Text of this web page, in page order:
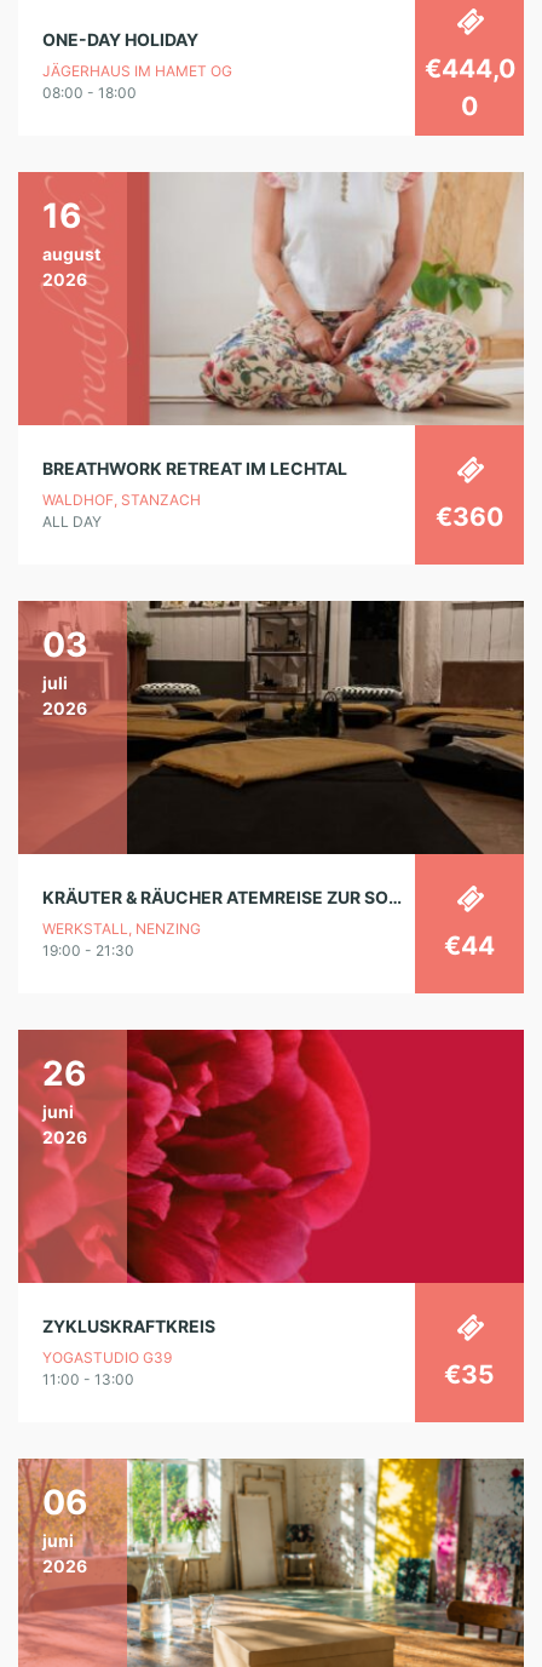
ONE-DAY HOLIDAY
JÄGERHAUS IM HAMET OG
08:00 - 18:00
€444,0
0
16
august
2026
BREATHWORK RETREAT IM LECHTAL
WALDHOF, STANZACH
ALL DAY
€360
03
juli
2026
KRÄUTER & RÄUCHER ATEMREISE ZUR SOMMERZEIT
WERKSTALL, NENZING
19:00 - 21:30
€44
26
juni
2026
ZYKLUSKRAFTKREIS
YOGASTUDIO G39
11:00 - 13:00
€35
06
juni
2026